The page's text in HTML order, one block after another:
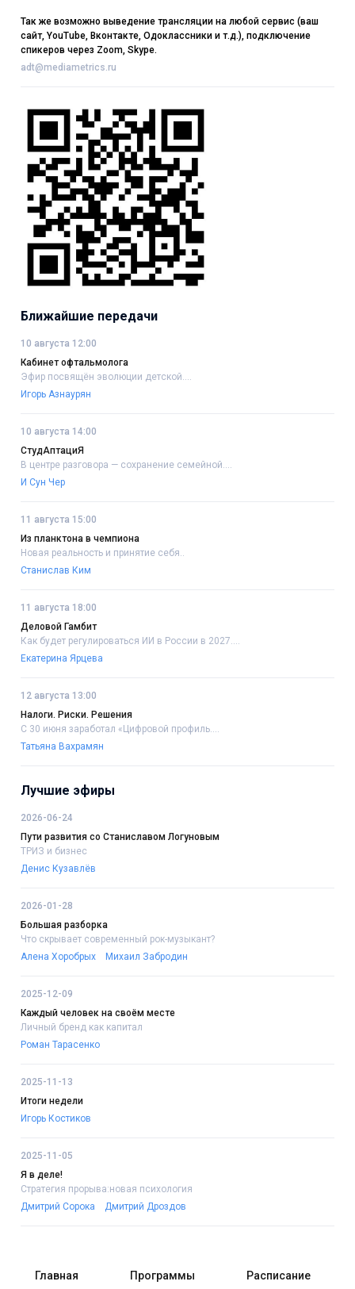
Так же возможно выведение трансляции на любой сервис (ваш
сайт, YouTube, Вконтакте, Одоклассники и т.д.), подключение
спикеров через Zoom, Skype.
adt@mediametrics.ru
Ближайшие передачи
10 августа 12:00
Кабинет офтальмолога
Эфир посвящён эволюции детской....
Игорь Азнаурян
10 августа 14:00
СтудАптациЯ
В центре разговора — сохранение семейной....
И Сун Чер
11 августа 15:00
Из планктона в чемпиона
Новая реальность и принятие себя..
Станислав Ким
11 августа 18:00
Деловой Гамбит
Как будет регулироваться ИИ в России в 2027....
Екатерина Ярцева
12 августа 13:00
Налоги. Риски. Решения
С 30 июня заработал «Цифровой профиль....
Татьяна Вахрамян
Лучшие эфиры
2026-06-24
Пути развития со Станиславом Логуновым
ТРИЗ и бизнес
Денис Кузавлёв
2026-01-28
Большая разборка
Что скрывает современный рок-музыкант?
Алена Хоробрых
Михаил Забродин
2025-12-09
Каждый человек на своём месте
Личный бренд как капитал
Роман Тарасенко
2025-11-13
Итоги недели
Игорь Костиков
2025-11-05
Я в деле!
Стратегия прорыва:новая психология
Дмитрий Сорока
Дмитрий Дроздов
Главная Программы Расписание